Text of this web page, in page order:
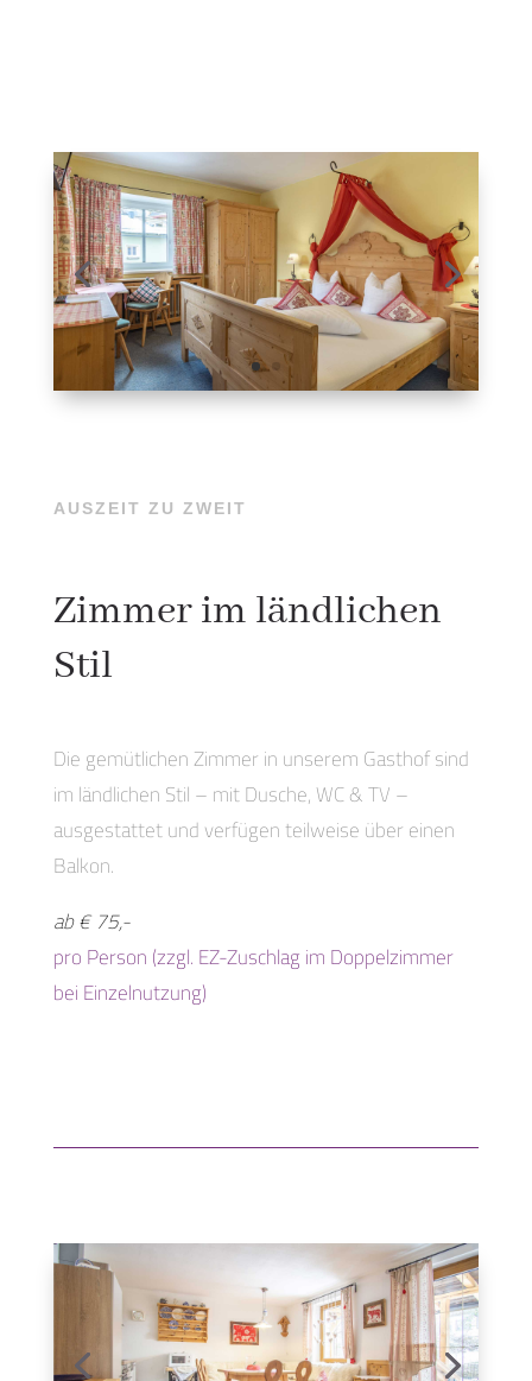
AUSZEIT ZU ZWEIT
Zimmer im ländlichen
Stil
Die gemütlichen Zimmer in unserem Gasthof sind
im ländlichen Stil – mit Dusche, WC & TV –
ausgestattet und verfügen teilweise über einen
Balkon.
ab € 75,-
pro Person (zzgl. EZ-Zuschlag im Doppelzimmer
bei Einzelnutzung)